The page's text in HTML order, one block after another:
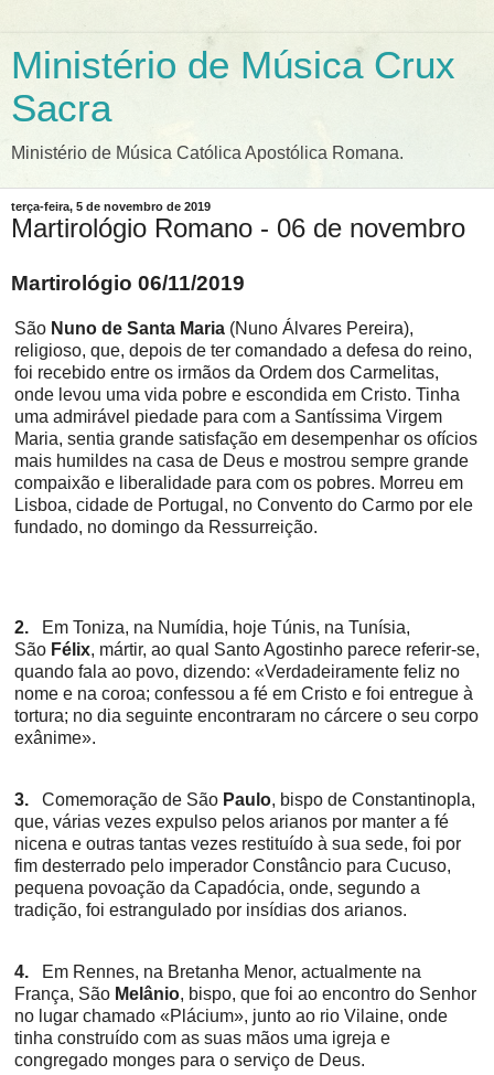
Ministério de Música Crux
Sacra
Ministério de Música Católica Apostólica Romana.
terça-feira, 5 de novembro de 2019
Martirológio Romano - 06 de novembro
Martirológio 06/11/2019
São Nuno de Santa Maria (Nuno Álvares Pereira),
religioso, que, depois de ter comandado a defesa do reino,
foi recebido entre os irmãos da Ordem dos Carmelitas,
onde levou uma vida pobre e escondida em Cristo. Tinha
uma admirável piedade para com a Santíssima Virgem
Maria, sentia grande satisfação em desempenhar os ofícios
mais humildes na casa de Deus e mostrou sempre grande
compaixão e liberalidade para com os pobres. Morreu em
Lisboa, cidade de Portugal, no Convento do Carmo por ele
fundado, no domingo da Ressurreição.
2.
Em Toniza, na Numídia, hoje Túnis, na Tunísia,
São Félix, mártir, ao qual Santo Agostinho parece referir-se,
quando fala ao povo, dizendo: «Verdadeiramente feliz no
nome e na coroa; confessou a fé em Cristo e foi entregue à
tortura; no dia seguinte encontraram no cárcere o seu corpo
exânime».
3. Comemoração de São Paulo, bispo de Constantinopla,
que, várias vezes expulso pelos arianos por manter a fé
nicena e outras tantas vezes restituído à sua sede, foi por
fim desterrado pelo imperador Constâncio para Cucuso,
pequena povoação da Capadócia, onde, segundo a
tradição, foi estrangulado por insídias dos arianos.
4.
Em Rennes, na Bretanha Menor, actualmente na
França, São Melânio, bispo, que foi ao encontro do Senhor
no lugar chamado «Plácium», junto ao rio Vilaine, onde
tinha construído com as suas mãos uma igreja e
congregado monges para o serviço de Deus.